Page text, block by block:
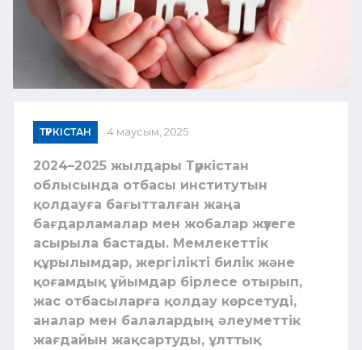
ТҮРКІСТАН 4 маусым, 2025
2024–2025 жылдары Түркістан
облысында отбасы институтын
қолдауға бағытталған жаңа
бағдарламалар мен жобалар жүзеге
асырыла бастады. Мемлекеттік
құрылымдар, жергілікті билік және
қоғамдық ұйымдар бірлесе отырып,
жас отбасыларға қолдау көрсетуді,
аналар мен балалардың әлеуметтік
жағдайын жақсартуды, ұлттық